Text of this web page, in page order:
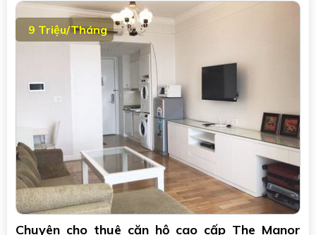
9 Triệu/Tháng
Chuyên cho thuê căn hộ cao cấp The Manor